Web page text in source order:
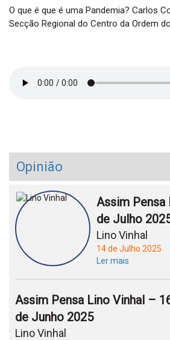
O que é que é uma Pandemia? Carlos
Secção Regional do Centro da Ordem
Opinião
Assim Pensa
de Julho
Lino Vinhal
14 de Julho 2025
Ler mais
Assim Pensa Lino Vinhal –
de Junho 2025
Lino Vinhal